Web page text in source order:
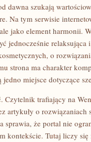
dawna szukają
Na tym serwisie
jako element harmonii.
jednocześnie
o
strona ma charakter
miejsce dotyczące
Czytelnik trafiający na
artykuły o rozwiązaniach
sprawia, że portal nie
kontekście. Tutaj liczy